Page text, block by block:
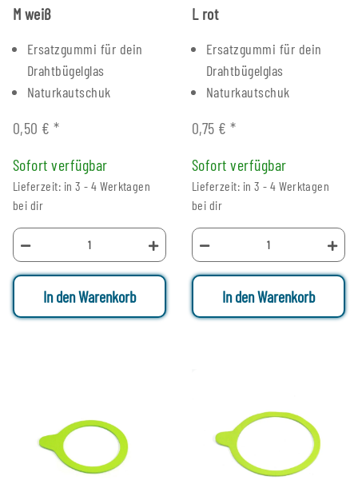
M weiß
Ersatzgummi für dein
Drahtbügelglas
Naturkautschuk
0,50 €*
Sofort verfügbar
Lieferzeit: in 3 - 4 Werktagen
bei dir
In den Warenkorb
L rot
Ersatzgummi für dein
Drahtbügelglas
Naturkautschuk
0,75 €*
Sofort verfügbar
Lieferzeit: in 3 - 4 Werktagen
bei dir
In den Warenkorb